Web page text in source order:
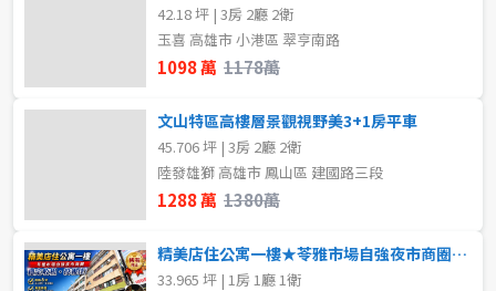
42.18 坪 | 3房 2廳 2衛
玉喜 高雄市 小港區 翠亨南路
1098 萬 1178萬
文山特區高樓層景觀視野美3+1房平車
45.706 坪 | 3房 2廳 2衛
陸發雄獅 高雄市 鳳山區 建國路三段
1288 萬 1380萬
精美店住公寓一樓★苓雅市場自強夜市商圈★好租好住
33.965 坪 | 1房 1廳 1衛